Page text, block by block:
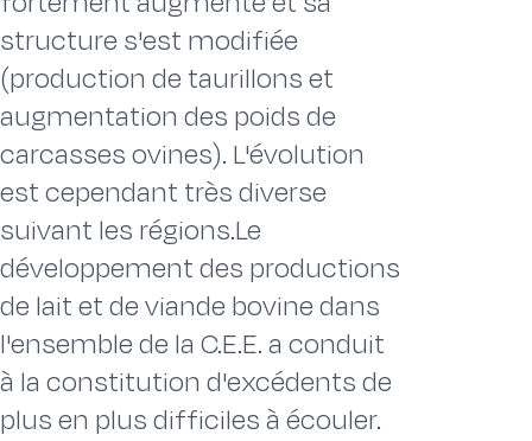
structure s'est modifiée
(production de taurillons et
augmentation des poids de
carcasses ovines). L'évolution
est cependant très diverse
suivant les régions.Le
développement des productions
de lait et de viande bovine dans
l'ensemble de la C.E.E. a conduit
à la constitution d'excédents de
plus en plus difficiles à écouler.